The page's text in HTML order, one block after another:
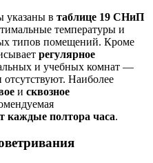
указаны в таблице 19 СНиП
температуры и
типов помещений. Кроме
регулярное
и учебных комнат —
Наиболее
и сквозное
каждые полтора часа.